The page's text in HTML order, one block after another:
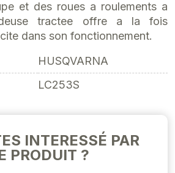
et des roues a roulements a
tractee offre a la fois
dans son fonctionnement.
HUSQVARNA
LC253S
INTERESSÉ PAR
PRODUIT ?